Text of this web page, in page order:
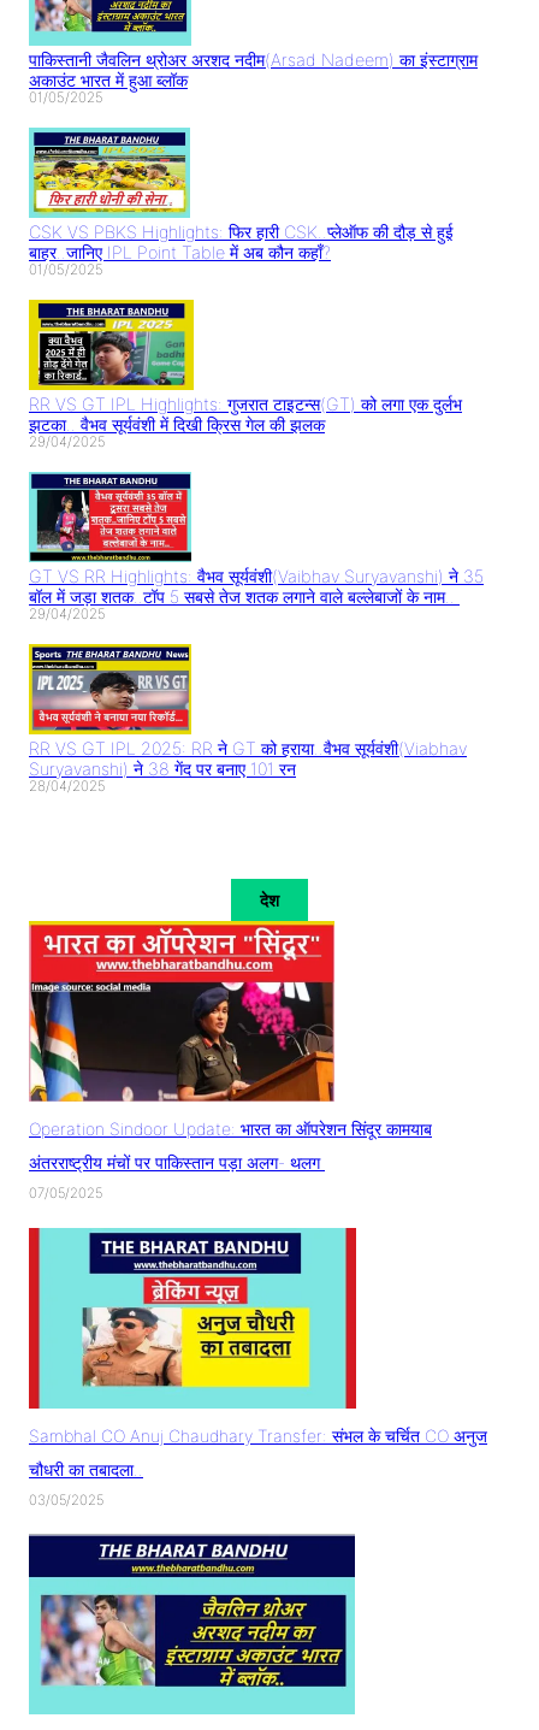
पाकिस्तानी जैवलिन थ्रोअर अरशद नदीम(Arsad Nadeem) का इंस्टाग्राम
अकाउंट भारत में हुआ ब्लॉक
01/05/2025
CSK VS PBKS Highlights: फिर हारी CSK..प्लेऑफ की दौड़ से हुई
बाहर..जानिए IPL Point Table में अब कौन कहाँ?
01/05/2025
RR VS GT IPL Highlights: गुजरात टाइटन्स(GT) को लगा एक दुर्लभ
झटका.. वैभव सूर्यवंशी में दिखी क्रिस गेल की झलक
29/04/2025
GT VS RR Highlights: वैभव सूर्यवंशी(Vaibhav Suryavanshi) ने 35
बॉल में जड़ा शतक..टॉप 5 सबसे तेज शतक लगाने वाले बल्लेबाजों के नाम..
29/04/2025
RR VS GT IPL 2025: RR ने GT को हराया..वैभव सूर्यवंशी(Viabhav
Suryavanshi) ने 38 गेंद पर बनाए 101 रन
28/04/2025
देश
Operation Sindoor Update: भारत का ऑपरेशन सिंदूर कामयाब
अंतरराष्ट्रीय मंचों पर पाकिस्तान पड़ा अलग- थलग
07/05/2025
Sambhal CO Anuj Chaudhary Transfer: संभल के चर्चित CO अनुज
चौधरी का तबादला..
03/05/2025